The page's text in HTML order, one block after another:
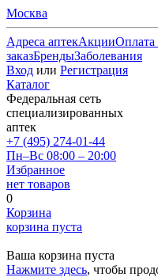
Москва
Адреса аптекАкцииОплата
заказБрендыЗаболевания
Вход или Регистрация
Каталог
Федеральная сеть
специализированных
аптек
+7 (495) 274-01-44
Пн–Вс 08:00 – 20:00
Избранное
нет товаров
0
Корзина
корзина пуста
Ваша корзина пуста
Нажмите здесь, чтобы